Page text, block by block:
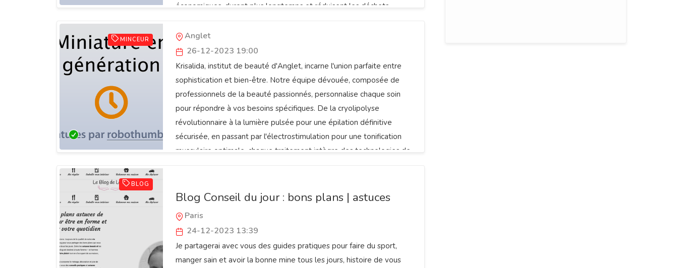
économiques, durent plus longtemps et réduisent les déchets.
MINCEUR
Anglet
26-12-2023 19:00
Krisalida, institut de beauté d'Anglet, incarne l'union parfaite entre
sophistication et bien-être. Notre équipe dévouée, composée de
professionnels de la beauté passionnés, personnalise chaque soin
pour répondre à vos besoins spécifiques. De la cryolipolyse
révolutionnaire à la lumière pulsée pour une épilation définitive
sécurisée, en passant par l'électrostimulation pour une tonification
musculaire optimale, chaque traitement intègre des technologies de
BLOG
Blog Conseil du jour : bons plans | astuces
Paris
24-12-2023 13:39
Je partagerai avec vous des guides pratiques pour faire du sport,
manger sain et avoir la bonne mine tous les jours, histoire de vous